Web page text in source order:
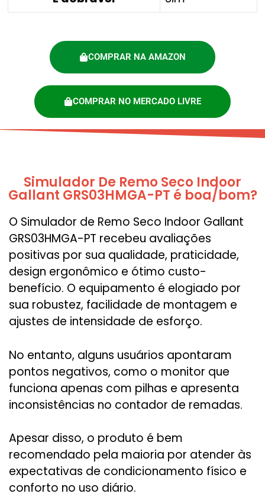
COMPRAR NA AMAZON
COMPRAR NO MERCADO LIVRE
Simulador De Remo Seco Indoor
Gallant GRS03HMGA-PT é boa/bom?
O Simulador de Remo Seco Indoor Gallant
GRS03HMGA-PT recebeu avaliações
positivas por sua qualidade, praticidade,
design ergonômico e ótimo custo-
benefício. O equipamento é elogiado por
sua robustez, facilidade de montagem e
ajustes de intensidade de esforço.
No entanto, alguns usuários apontaram
pontos negativos, como o monitor que
funciona apenas com pilhas e apresenta
inconsistências no contador de remadas.
Apesar disso, o produto é bem
recomendado pela maioria por atender às
expectativas de condicionamento físico e
conforto no uso diário.